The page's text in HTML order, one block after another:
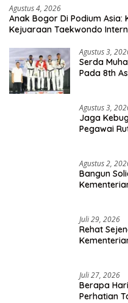
Agustus 4, 2026
Anak Bogor Di Podium Asia:
Kejuaraan Taekwondo
Agustus 3,
Serda
Pada 8th
Agustus 3,
Jaga
Pegawai
Agustus 2,
Bangun
Juli 29, 2026
Rehat
Juli 27, 2026
Berapa
Perhatian